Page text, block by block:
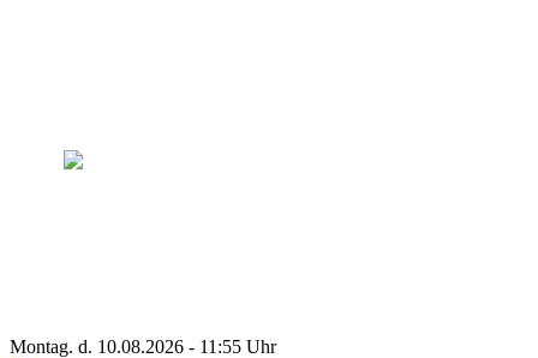
Montag. d. 10.08.2026 - 11:55 Uhr